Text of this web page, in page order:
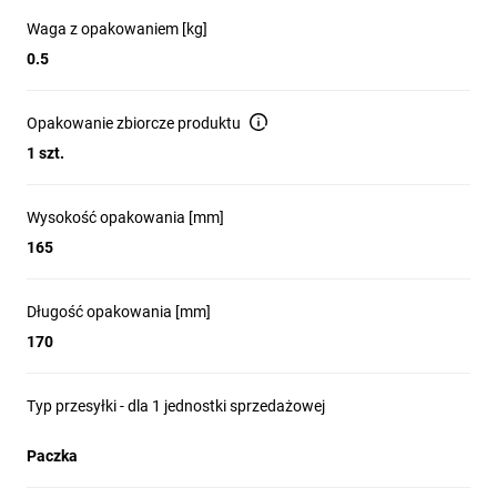
Waga z opakowaniem [kg]
0.5
Opakowanie zbiorcze produktu
1 szt.
Wysokość opakowania [mm]
165
Długość opakowania [mm]
170
Typ przesyłki - dla 1 jednostki sprzedażowej
Paczka